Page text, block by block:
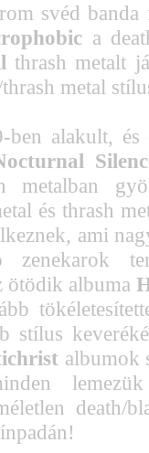
svéd
a
thrash metalt
metal
alakult, és
metalban
és thrash
ami
zenekarok
ötödik albuma
stílus
albumok
lemezük
death/